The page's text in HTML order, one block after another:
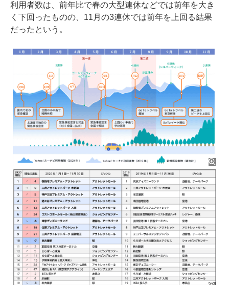
利用者数は、前年比で春の大型連休などでは前年を大き
く下回ったものの、11月の3連休では前年を上回る結果
だったという。